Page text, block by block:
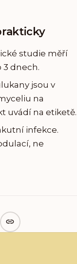
studie měří
3 dnech.
jsou v
na
uvádí na etiketě.
infekce.
ne